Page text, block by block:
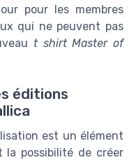
pour les membres
qui ne peuvent pas
t shirt Master of
éditions
est un élément
la possibilité de créer